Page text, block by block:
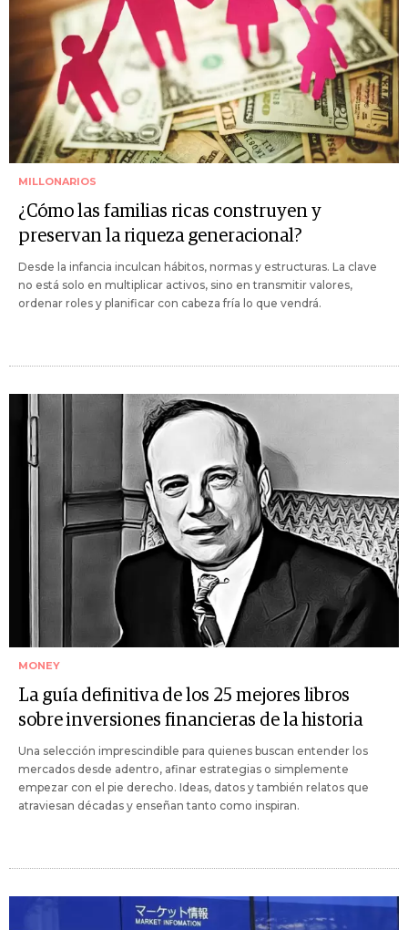
MILLONARIOS
¿Cómo las familias ricas construyen y
preservan la riqueza generacional?
Desde la infancia inculcan hábitos, normas y estructuras. La clave
no está solo en multiplicar activos, sino en transmitir valores,
ordenar roles y planificar con cabeza fría lo que vendrá.
MONEY
La guía definitiva de los 25 mejores libros
sobre inversiones financieras de la historia
Una selección imprescindible para quienes buscan entender los
mercados desde adentro, afinar estrategias o simplemente
empezar con el pie derecho. Ideas, datos y también relatos que
atraviesan décadas y enseñan tanto como inspiran.